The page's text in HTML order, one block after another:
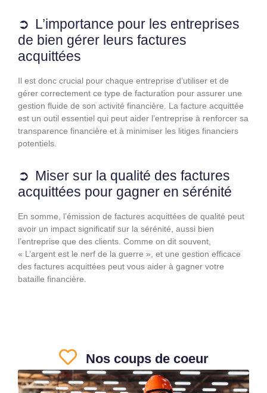
L’importance pour les entreprises
de bien gérer leurs factures
acquittées
Il est donc crucial pour chaque entreprise d’utiliser et de
gérer correctement ce type de facturation pour assurer une
gestion fluide de son activité financière. La facture acquittée
est un outil essentiel qui peut aider l’entreprise à renforcer sa
transparence financière et à minimiser les litiges financiers
potentiels.
Miser sur la qualité des factures
acquittées pour gagner en sérénité
En somme, l’émission de factures acquittées de qualité peut
avoir un impact significatif sur la sérénité, aussi bien
l’entreprise que des clients. Comme on dit souvent,
« L’argent est le nerf de la guerre », et une gestion efficace
des factures acquittées peut vous aider à gagner votre
bataille financière.
Nos coups de coeur